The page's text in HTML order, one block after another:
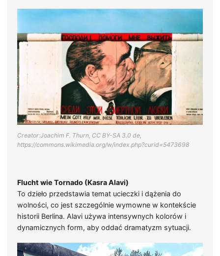
Creator:Joachim F. Thurn, CC BY-SA 3.0 de,
https://commons.wikimedia.org/w/index.php?curid=5473698
Flucht wie Tornado (Kasra Alavi)
To dzieło przedstawia temat ucieczki i dążenia do
wolności, co jest szczególnie wymowne w kontekście
historii Berlina. Alavi używa intensywnych kolorów i
dynamicznych form, aby oddać dramatyzm sytuacji.